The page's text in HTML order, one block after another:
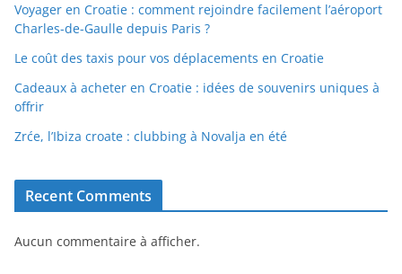
Voyager en Croatie : comment rejoindre facilement l’aéroport
Charles-de-Gaulle depuis Paris ?
Le coût des taxis pour vos déplacements en Croatie
Cadeaux à acheter en Croatie : idées de souvenirs uniques à
offrir
Zrće, l’Ibiza croate : clubbing à Novalja en été
Recent Comments
Aucun commentaire à afficher.